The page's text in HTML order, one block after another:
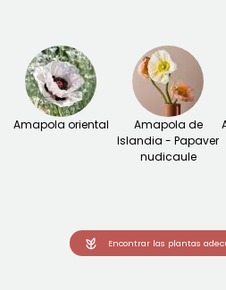
Amapola oriental
Amapola de
Islandia - Papaver
nudicaule
Encontrar las plantas